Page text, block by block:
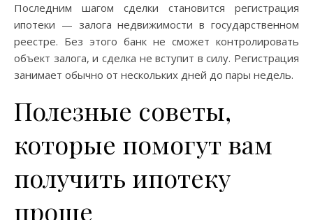
Последним шагом сделки становится регистрация
ипотеки — залога недвижимости в государственном
реестре. Без этого банк не сможет контролировать
объект залога, и сделка не вступит в силу. Регистрация
занимает обычно от нескольких дней до пары недель.
Полезные советы,
которые помогут вам
получить ипотеку
проще